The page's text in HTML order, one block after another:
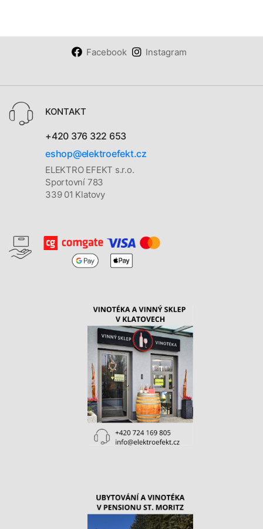
Facebook Instagram
KONTAKT
+420 376 322 653
eshop@elektroefekt.cz
ELEKTRO EFEKT s.r.o.
Sportovní 783
339 01 Klatovy